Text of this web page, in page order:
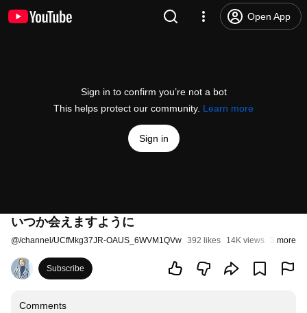
Open App
Sign in to confirm you’re not a bot
This helps protect our community. Learn more
Sign in
いつか会えますように
@/channel/UCfMkg37JR-OAUS_6WVM1QVw 392 likes 14K views 3 years
more
Subscribe
Comments